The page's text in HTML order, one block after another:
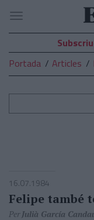
El
Temps
Navegació
Portada
Articles
16.07.1984
Felipe també
PerJulià García